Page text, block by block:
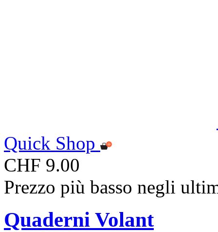
Quick Shop
CHF 9.00
Prezzo più basso negli
Quaderni Volant